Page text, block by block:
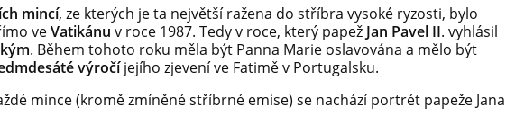
mincí, ze kterých je ta největší ražena do stříbra vysoké ryzosti, bylo
veVatikánu v roce 1987. Tedy v roce, který papež Jan Pavel II. vyhlásil
. Během tohoto roku měla být Panna Marie oslavována a mělo být
výročíjejího zjevení ve Fatimě v Portugalsku.
mince (kromě zmíněné stříbrné emise) se nachází portrét papeže Jana